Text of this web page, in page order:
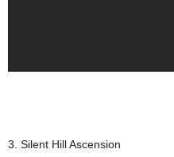
3. Silent Hill Ascension